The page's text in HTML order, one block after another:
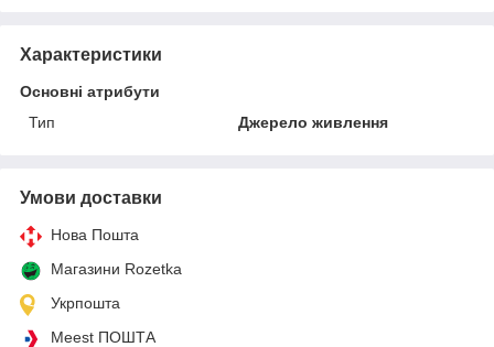
Характеристики
Основні атрибути
Тип
Джерело живлення
Умови доставки
Нова Пошта
Магазини Rozetka
Укрпошта
Meest ПОШТА